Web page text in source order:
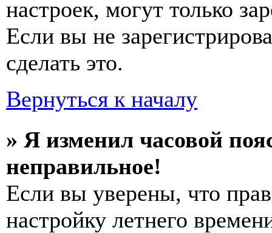
настроек, могут только
Если вы не
сделать это.
Вернуться к началу
» Я изменил часовой
неправильное!
Если вы уверены, что
настройку летнего